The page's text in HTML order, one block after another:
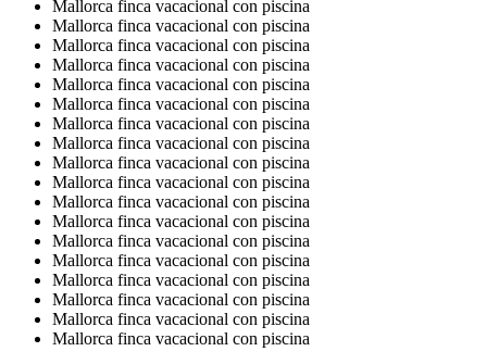
Mallorca finca vacacional con piscina
Mallorca finca vacacional con piscina
Mallorca finca vacacional con piscina
Mallorca finca vacacional con piscina
Mallorca finca vacacional con piscina
Mallorca finca vacacional con piscina
Mallorca finca vacacional con piscina
Mallorca finca vacacional con piscina
Mallorca finca vacacional con piscina
Mallorca finca vacacional con piscina
Mallorca finca vacacional con piscina
Mallorca finca vacacional con piscina
Mallorca finca vacacional con piscina
Mallorca finca vacacional con piscina
Mallorca finca vacacional con piscina
Mallorca finca vacacional con piscina
Mallorca finca vacacional con piscina
Mallorca finca vacacional con piscina